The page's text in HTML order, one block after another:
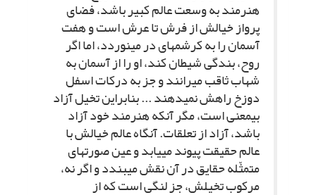
هنرمند به وسعت عالم کبیر باشد، فضاى
پرواز خیالش از فرش تا عرش است و هفت
آسمان را به کرشمه‏اى در مى‏نوردد، اما اگر
روح، بندگى شیطان کند، او را از آسمان به
شهاب ثاقب مى‏رانند و جز به درکات اسفل
دوزخ راهش نمى‏دهند ... بنابراین تخیل آزاد
بى‏معنى است، مگر آنکه هنرمند خود آزاد
باشد، آزاد از تعلقات. آنگاه عالم خیالش با
عالم حقیقت پیوند مى‏یابد و عین صورت‏هاى
متمثّله حقایق در آن نقش مى‏بندد و اگر نه،
مرکوب تخیلش، جز لنگى است که از